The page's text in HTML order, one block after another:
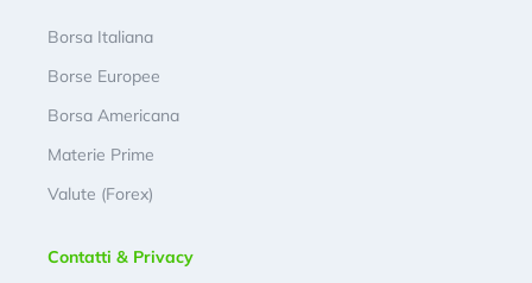
Borsa Italiana
Borse Europee
Borsa Americana
Materie Prime
Valute (Forex)
Contatti & Privacy